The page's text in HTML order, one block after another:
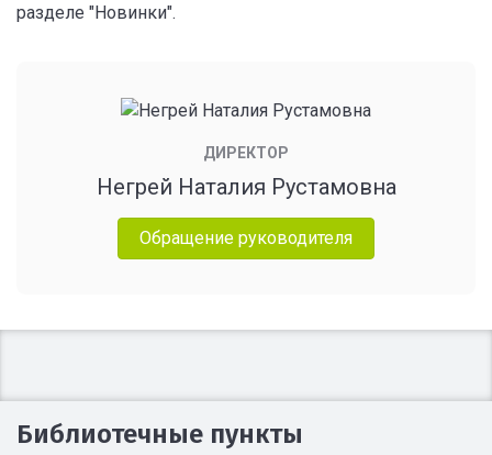
разделе "Новинки".
ДИРЕКТОР
Негрей Наталия Рустамовна
Обращение руководителя
Библиотечные пункты